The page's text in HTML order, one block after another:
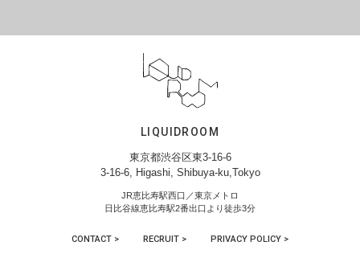
LIQUIDROOM
東京都渋谷区東3-16-6
3-16-6, Higashi, Shibuya-ku,Tokyo
JR恵比寿駅西口／東京メトロ
日比谷線恵比寿駅2番出口より徒歩3分
CONTACT > RECRUIT > PRIVACY POLICY >